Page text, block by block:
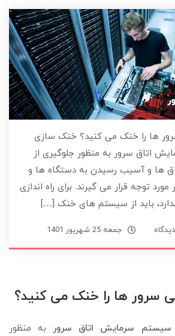
سرور ها را خنک می کنید؟ خنک سازی
اتاق سرور به منظور جلوگیری از
ها و آسیب رسیدن به دستگاه ها و
توجه قرار می گیرند. برای راه اندازی
باید از سیستم های خنک […]
جمعه 25 شهریور 1401
سرور ها را خنک می کنید؟
سیستم سرمایش اتاق سرور
به منظور